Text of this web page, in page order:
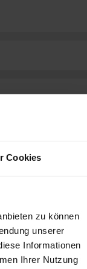
Cookies
zu können
unserer
Informationen
Ihrer Nutzung